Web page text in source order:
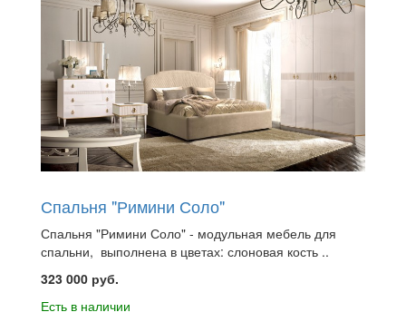
Спальня "Римини Соло"
Спальня "Римини Соло" - модульная мебель для
спальни, выполнена в цветах: слоновая кость ..
323 000 руб.
Есть в наличии